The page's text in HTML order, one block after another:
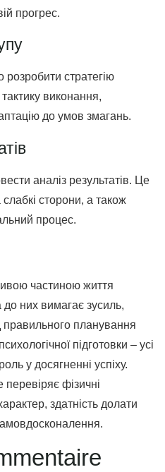
прогрес.
стратегію
виконання,
до умов змагань.
аналіз результатів. Це
сторони, а також
процес.
частиною життя
до них вимагає зусиль,
правильного планування
підготовки – усі
у досягненні успіху.
фізичні
здатність долати